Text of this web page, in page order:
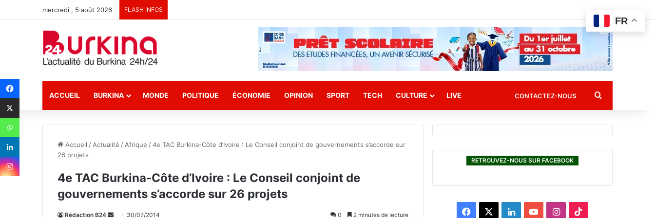
mercredi , 5 août 2026 FLASH INFOS
ACCUEIL BURKINA MONDE POLITIQUE ÉCONOMIE OPINION SPORT TECH CULTURE LIVE CONTACTEZ-NOUS Rechercher
Accueil / Actualité / Afrique /4e TAC Burkina-Côte d’Ivoire : Le Conseil conjoint de gouvernements s’accorde sur
26 projets
4e TAC Burkina-Côte d’Ivoire : Le Conseil conjoint de
gouvernements s’accorde sur 26 projets
Rédaction B24 30/07/2014 0 2 minutes de lecture
RETROUVEZ-NOUS SUR FACEBOOK
L
I
FR